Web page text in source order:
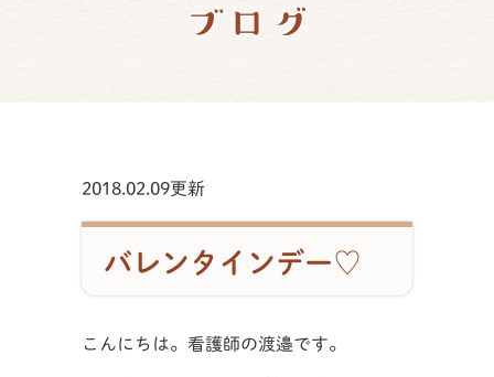
ブログ
2018.02.09更新
バレンタインデー♡
こんにちは。看護師の渡邉です。